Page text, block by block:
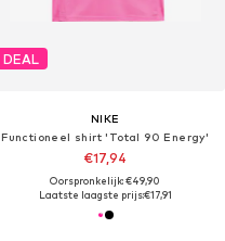
DEAL
NIKE
Functioneel shirt 'Total 90 Energy'
€17,94
Oorspronkelijk: €49,90
Laatste laagste prijs:€17,91